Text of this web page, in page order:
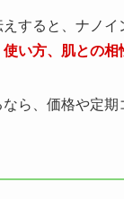
すると、ナノ
使い方、肌との相
ら、価格や定